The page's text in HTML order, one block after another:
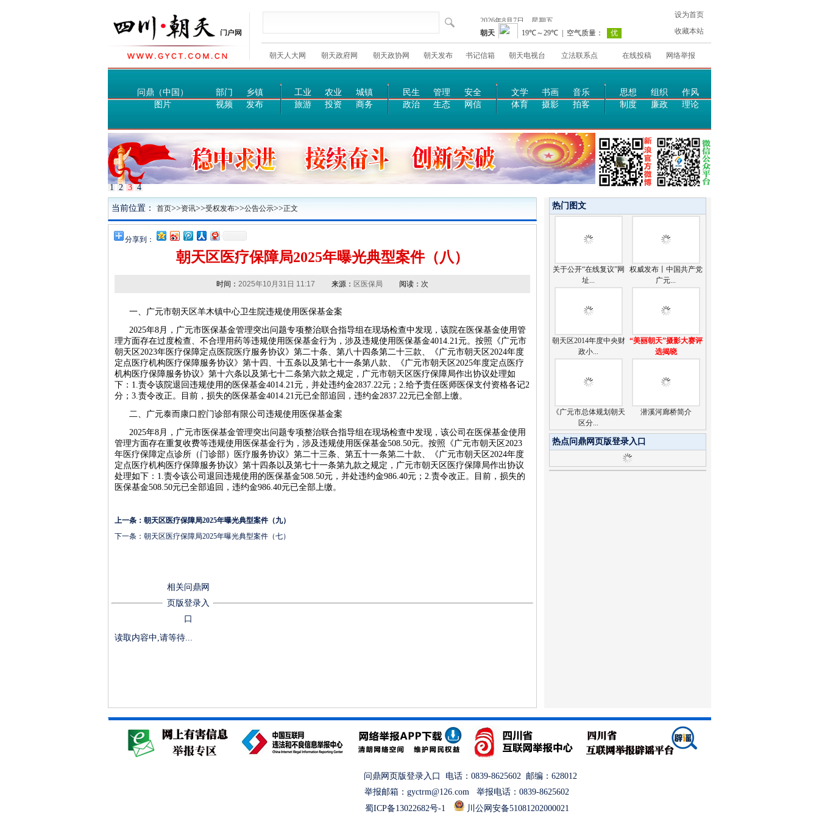
设为首页
收藏本站
朝天人大网 朝天政府网 朝天政协网 朝天发布 书记信箱 朝天电视台 立法联系点 在线投稿 网络举报
问鼎（中国） 部门
乡镇
图片
视频 发布
工业 农业
城镇
旅游
投资 商务
民生 管理
安全
政治
生态 网信
文学 书画
音乐
体育
摄影 拍客
思想 组织
作风
制度
廉政 理论
1 2 3 4
当前位置： 首页>>资讯>>受权发布>>公告公示>>正文
分享到：
朝天区医疗保障局2025年曝光典型案件（八）
时间： 2025年10月31日 11:17 来源： 区医保局 阅读： 次
一、广元市朝天区羊木镇中心卫生院违规使用医保基金案
2025年8月，广元市医保基金管理突出问题专项整治联合指导组在现场检查中发现，该院在医保基金使用管
理方面存在过度检查、不合理用药等违规使用医保基金行为，涉及违规使用医保基金4014.21元。按照《广元市
朝天区2023年医疗保障定点医院医疗服务协议》第二十条、第八十四条第二十三款、《广元市朝天区2024年度
定点医疗机构医疗保障服务协议》第十四、十五条以及第七十一条第八款、《广元市朝天区2025年度定点医疗
机构医疗保障服务协议》第十六条以及第七十二条第六款之规定，广元市朝天区医疗保障局作出协议处理如
下：1.责令该院退回违规使用的医保基金4014.21元，并处违约金2837.22元；2.给予责任医师医保支付资格各记2
分；3.责令改正。目前，损失的医保基金4014.21元已全部追回，违约金2837.22元已全部上缴。
二、广元泰而康口腔门诊部有限公司违规使用医保基金案
2025年8月，广元市医保基金管理突出问题专项整治联合指导组在现场检查中发现，该公司在医保基金使用
管理方面存在重复收费等违规使用医保基金行为，涉及违规使用医保基金508.50元。按照《广元市朝天区2023
年医疗保障定点诊所（门诊部）医疗服务协议》第二十三条、第五十一条第二十款、《广元市朝天区2024年度
定点医疗机构医疗保障服务协议》第十四条以及第七十一条第九款之规定，广元市朝天区医疗保障局作出协议
处理如下：1.责令该公司退回违规使用的医保基金508.50元，并处违约金986.40元；2.责令改正。目前，损失的
医保基金508.50元已全部追回，违约金986.40元已全部上缴。
上一条： 朝天区医疗保障局2025年曝光典型案件（九）
下一条： 朝天区医疗保障局2025年曝光典型案件（七）
相关问鼎网
页版登录入
口
读取内容中,请等待...
热门图文
关于公开“在线复议”网
址...
权威发布丨中国共产党
广元...
朝天区2014年度中央财
政小...
“美丽朝天”摄影大赛评
选揭晓
《广元市总体规划朝天
区分...
潜溪河廊桥简介
热点问鼎网页版登录入口
问鼎网页版登录入口 电话：0839-8625602 邮编：628012
举报邮箱：gyctrm@126.com 举报电话：0839-8625602
蜀ICP备13022682号-1
川公网安备51081202000021